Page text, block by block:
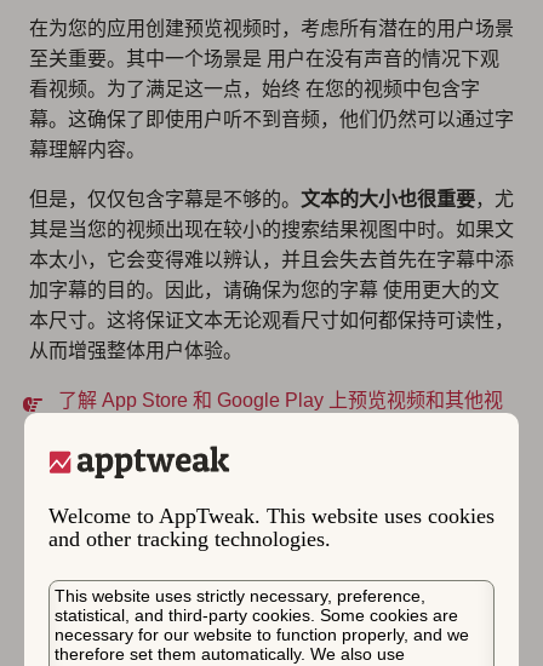
Welcome to AppTweak. This website uses cookies
and other tracking technologies.
This website uses strictly necessary, preference,
statistical, and third-party cookies. Some cookies are
necessary for our website to function properly, and we
therefore set them automatically. We also use
在为您的应用创建预览视频时，考虑所有潜在的用户场景
至关重要。其中一个场景是 用户在没有声音的情况下观
看视频。为了满足这一点，始终 在您的视频中包含字
幕。这确保了即使用户听不到音频，他们仍然可以通过字
幕理解内容。
但是，仅仅包含字幕是不够的。 文本的大小也很重要，尤
其是当您的视频出现在较小的搜索结果视图中时。如果文
本太小，它会变得难以辨认，并且会失去首先在字幕中添
加字幕的目的。因此，请确保为您的字幕 使用更大的文
本尺寸。这将保证文本无论观看尺寸如何都保持可读性，
从而增强整体用户体验。
了解 App Store 和 Google Play 上预览视频和其他视
通过自定产品页面适应您
的目标受众
自定产品页面 (CPP)通过提供一个定制的空间来展示这
些视频，从而提高您的应用预览视频的有效性。App